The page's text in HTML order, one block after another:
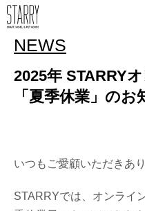
NEWS
2025年 STARRY
「夏季休業」のお
いつもご愛顧いただきあ
STARRYでは、オンライ